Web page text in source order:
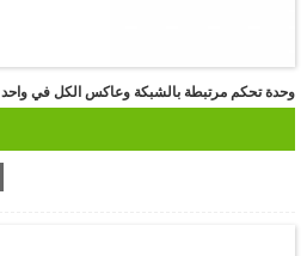
وحدة تحكم مرتبطة بالشبكة وعاكس الكل في واحد